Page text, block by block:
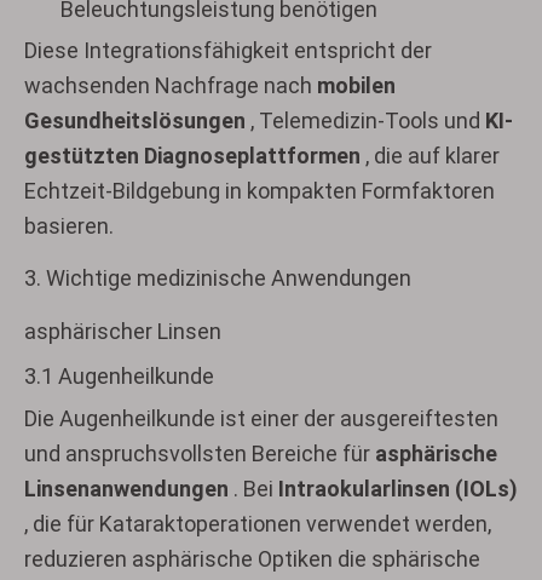
Beleuchtungsleistung benötigen
Diese Integrationsfähigkeit entspricht der
wachsenden Nachfrage nach mobilen
Gesundheitslösungen , Telemedizin-Tools und KI-
gestützten Diagnoseplattformen , die auf klarer
Echtzeit-Bildgebung in kompakten Formfaktoren
basieren.
3. Wichtige medizinische Anwendungen
asphärischer Linsen
3.1 Augenheilkunde
Die Augenheilkunde ist einer der ausgereiftesten
und anspruchsvollsten Bereiche für asphärische
Linsenanwendungen . Bei Intraokularlinsen (IOLs)
, die für Kataraktoperationen verwendet werden,
reduzieren asphärische Optiken die sphärische